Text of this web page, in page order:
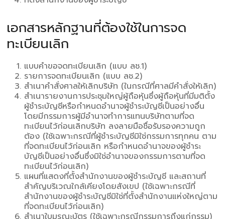
เอกสารหลักฐานที่ต้องใช้ในการจด
ทะเบียนเลิก
แบบคำขอจดทะเบียนเลิก (แบบ ลช.1)
รายการจดทะเบียนเลิก (แบบ ลช.2)
สำเนาคำสั่งศาลให้เลิกบริษัท (ในกรณีที่ศาลมีคำสั่งให้เลิก)
สำเนารายงานการประชุมใหญ่ผู้ถือหุ้นซึ่งผู้ถือหุ้นที่มีมติตั้ง
ผู้ชำระบัญชีหรือกำหนดอำนาจผู้ชำระบัญชีเป็นอย่างอื่น
โดยมีกรรมการผู้มีอำนาจทำการแทนบริษัทตามที่จด
ทะเบียนไว้ก่อนเลิกบริษัท ลงลายมือชื่อรับรองความถูก
ต้อง (ใช้เฉพาะกรณีที่ผู้ชำระบัญชีมิใช่กรรมการทุกคน ตาม
ที่จดทะเบียนไว้ก่อนเลิก หรือกำหนดอำนาจของผู้ชำระ
บัญชีเป็นอย่างอื่นซึ่งมิใช่อำนาจของกรรมการตามที่จด
ทะเบียนไว้ก่อนเลิก)
แผนที่แสดงที่ตั้งสำนักงานของผู้ชำระบัญชี และสถานที่
สำคัญบริเวณใกล้เคียงโดยสังเขป (ใช้เฉพาะกรณีที่
สำนักงานของผู้ชำระบัญชีมิใช่ที่ตั้งสำนักงานแห่งใหญ่ตาม
ที่จดทะเบียนไว้ก่อนเลิก)
สำเนาใบมรณะบัตร (ใช้เฉพาะกรณีกรรมการถึงแก่กรรม)